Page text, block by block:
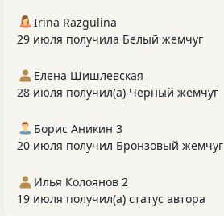
Irina Razgulina
29 июля получила Белый жемчуг
Елена Шишлевская
28 июля получил(а) Черный жемчуг
Борис Аникин 3
20 июля получил Бронзовый жемчуг
Илья Колоянов 2
19 июля получил(а) статус автора